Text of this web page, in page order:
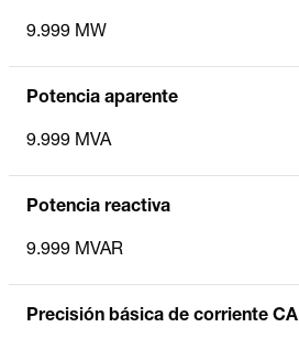
9.999 MW
Potencia aparente
9.999 MVA
Potencia reactiva
9.999 MVAR
Precisión básica de corriente CA